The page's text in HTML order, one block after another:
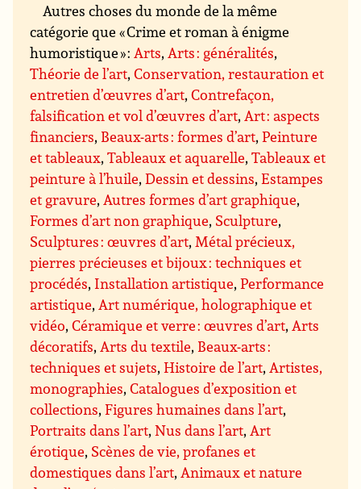
Autres choses du monde de la même
catégorie que « Crime et roman à énigme
humoristique » :Arts,Arts : généralités,
Théorie de l’art,Conservation, restauration et
entretien d’œuvres d’art,Contrefaçon,
falsification et vol d’œuvres d’art,Art : aspects
financiers, Beaux-arts : formes d’art,Peinture
et tableaux,Tableaux et aquarelle,Tableaux et
peinture à l’huile,Dessin et dessins,Estampes
et gravure,Autres formes d’art graphique,
Formes d’art non graphique, Sculpture,
Sculptures : œuvres d’art,Métal précieux,
pierres précieuses et bijoux : techniques et
procédés, Installation artistique,Performance
artistique,Art numérique, holographique et
vidéo,Céramique et verre : œuvres d’art,Arts
décoratifs,Arts du textile, Beaux-arts :
techniques et sujets,Histoire de l’art,Artistes,
monographies,Catalogues d’exposition et
collections,Figures humaines dans l’art,
Portraits dans l’art,Nus dans l’art,Art
érotique, Scènes de vie, profanes et
domestiques dans l’art,Animaux et nature